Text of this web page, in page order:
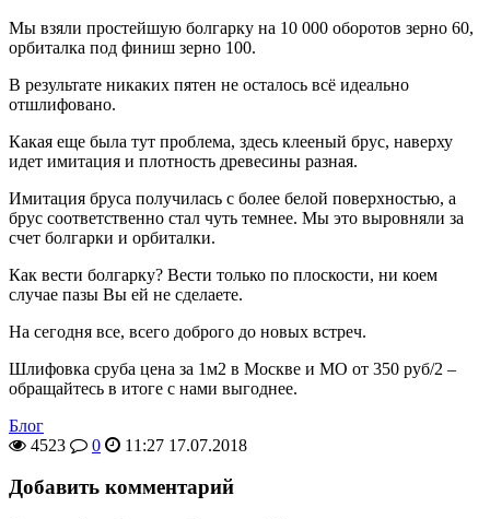
Мы взяли простейшую болгарку на 10 000 оборотов зерно 60,
орбиталка под финиш зерно 100.
В результате никаких пятен не осталось всё идеально
отшлифовано.
Какая еще была тут проблема, здесь клееный брус, наверху
идет имитация и плотность древесины разная.
Имитация бруса получилась с более белой поверхностью, а
брус соответственно стал чуть темнее. Мы это выровняли за
счет болгарки и орбиталки.
Как вести болгарку? Вести только по плоскости, ни коем
случае пазы Вы ей не сделаете.
На сегодня все, всего доброго до новых встреч.
Шлифовка сруба цена за 1м2 в Москве и МО от 350 руб/2 –
обращайтесь в итоге с нами выгоднее.
Блог
4523
0 11:27 17.07.2018
Добавить комментарий